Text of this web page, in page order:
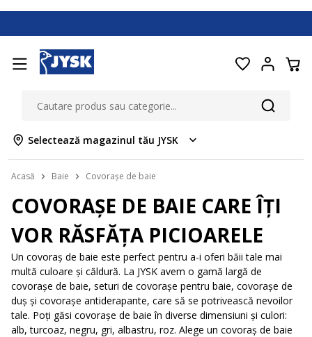
Selectează magazinul tău JYSK
Acasă Baie Covorașe de baie
COVORAȘE DE BAIE CARE ÎȚI
VOR RĂSFĂȚA PICIOARELE
Un covoraș de baie este perfect pentru a-i oferi băii tale mai
multă culoare și căldură. La JYSK avem o gamă largă de
covorașe de baie, seturi de covorașe pentru baie, covorașe de
duș și covorașe antiderapante, care să se potrivească nevoilor
tale. Poți găsi covorașe de baie în diverse dimensiuni și culori:
alb, turcoaz, negru, gri, albastru, roz. Alege un covoraș de baie